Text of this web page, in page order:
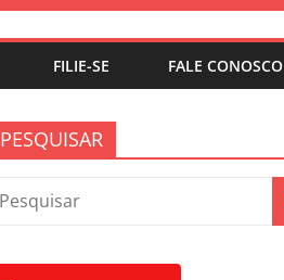
FILIE-SE FALE CONOSCO
PESQUISAR